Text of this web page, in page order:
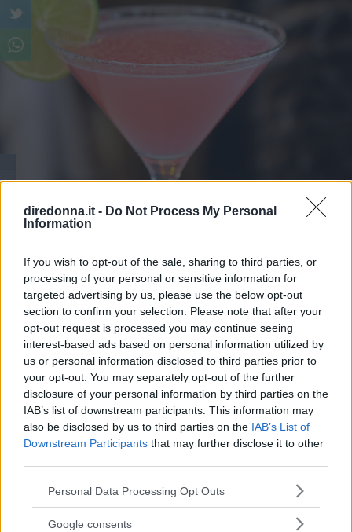
diredonna.it - Do Not Process My Personal
Information
If you wish to opt-out of the sale, sharing to third parties, or
processing of your personal or sensitive information for
targeted advertising by us, please use the below opt-out
section to confirm your selection. Please note that after your
opt-out request is processed you may continue seeing
interest-based ads based on personal information utilized by
us or personal information disclosed to third parties prior to
your opt-out. You may separately opt-out of the further
disclosure of your personal information by third parties on the
IAB’s list of downstream participants. This information may
also be disclosed by us to third parties on the IAB’s List of
Downstream Participants that may further disclose it to other
Please note that this website/app uses one or more Google
not limited to your visit or usage behaviour. You may click to
Personal Data Processing Opt Outs
Google consents
Ilcocktail Cosmopolitanè un grandeclassico
mondane d’oltreoceano (non a caso è il drink
preferito delle protagoniste della serie “Sex and
the city”). Viene spesso chiamato con il suo
nome abbreviato cioèCosmo, e nonostante sia
servito dentro ad unadoppia coppa Martini
non appartiene a questa categoria.
Come si prepara il
Cosmopolitan
Mettere a ghiacciare una doppia coppa